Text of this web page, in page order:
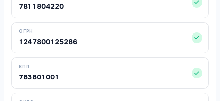
7811804220
ОГРН
1247800125286
КПП
783801001